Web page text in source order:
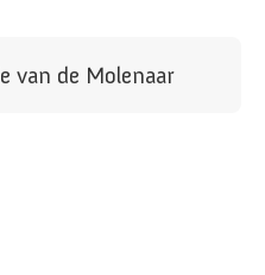
van de Molenaar